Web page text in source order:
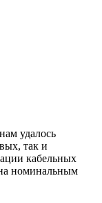
удалось
так и
кабельных
номинальным